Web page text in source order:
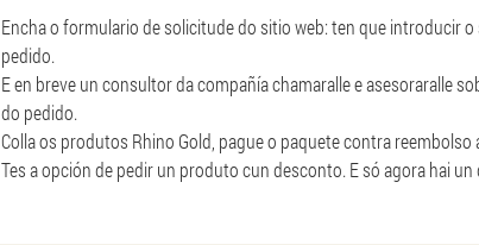
Encha o formulario de solicitude do sitio web: ten que introducir
pedido.
E en breve un consultor da compañía chamaralle e asesoraralle
do pedido.
Colla os produtos Rhino Gold, pague o paquete contra
Tes a opción de pedir un produto cun desconto. E só agora hai